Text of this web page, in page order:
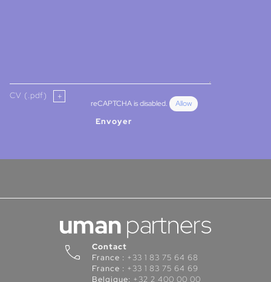
CV (.pdf)
reCAPTCHA is disabled. Allow
Envoyer
Contact
France : +33 1 83 75 64 68
France : +33 1 83 75 64 69
Belgique: +32 2 400 00 00